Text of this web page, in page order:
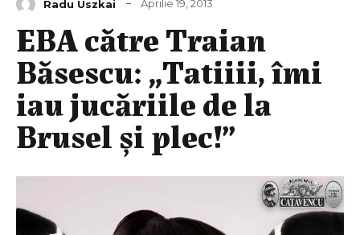
Radu Uszkai Aprilie 19, 2013
EBA către Traian
Băsescu: „Tatiiii, îmi
iau jucăriile de la
Brusel și plec!”